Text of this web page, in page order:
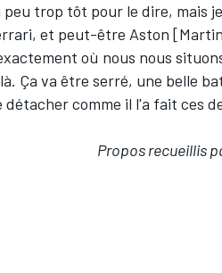
trop tôt pour le dire, mais
, et peut-être Aston
où nous nous
Ça va être serré, une belle
comme il l'a fait ces
Propos recueillis